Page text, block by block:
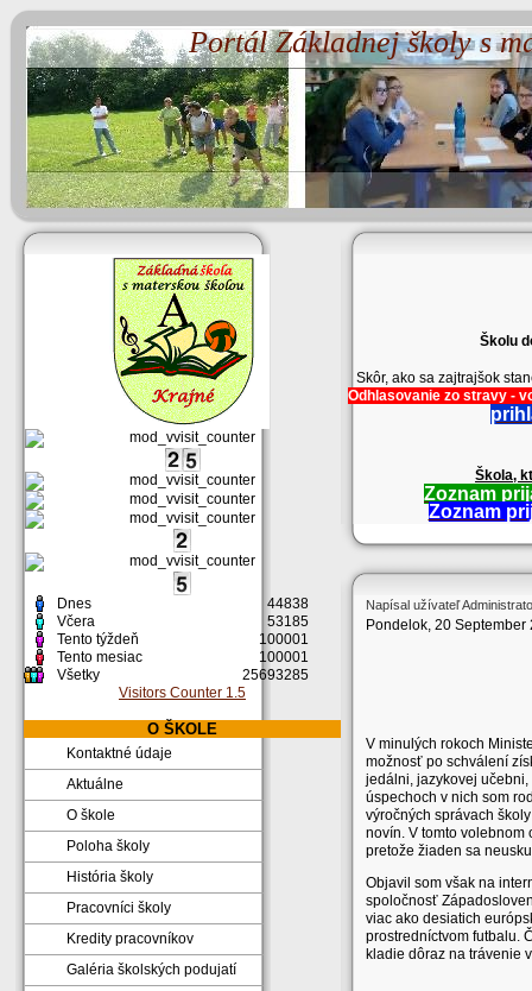
Portál Základnej školy s
Dnes
44838
Včera
53185
Tento týždeň
100001
Tento mesiac
100001
Všetky
25693285
Visitors Counter 1.5
O ŠKOLE
Kontaktné údaje
Aktuálne
O škole
Poloha školy
História školy
Pracovníci školy
Kredity pracovníkov
Galéria školských podujatí
Školu
Skôr, ako sa zajtrajšok
Odhlasovanie zo stravy -
Škola,
Zoznam
Zoznam
Napísal užívateľ
Pondelok, 20 September
V minulých rokoch
možnosť po schválení
jedálni, jazykovej učebni,
úspechoch v nich som
výročných správach
novín. V tomto
pretože žiaden sa
Objavil som však na
spoločnosť
viac ako desiatich
prostredníctvom futbalu.
kladie dôraz na trávenie